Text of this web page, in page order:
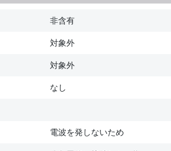
非含有
対象外
対象外
なし
電波を発しないため